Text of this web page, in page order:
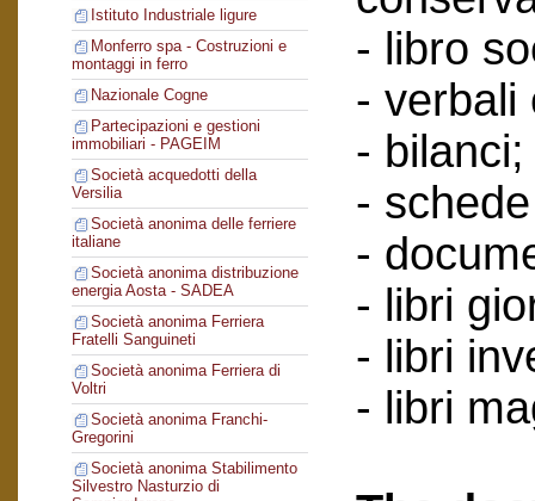
Istituto Industriale ligure
Monferro spa - Costruzioni e
montaggi in ferro
Nazionale Cogne
Partecipazioni e gestioni
immobiliari - PAGEIM
Società acquedotti della
Versilia
Società anonima delle ferriere
italiane
Società anonima distribuzione
energia Aosta - SADEA
Società anonima Ferriera
Fratelli Sanguineti
Società anonima Ferriera di
Voltri
Società anonima Franchi-
Gregorini
Società anonima Stabilimento
Silvestro Nasturzio di
- libro
- verbali
- bilanci;
-
-
- libri
- libri
- libri